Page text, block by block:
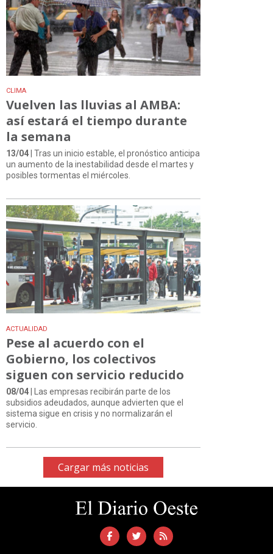
CLIMA
Vuelven las lluvias al AMBA:
así estará el tiempo durante
la semana
13/04 | Tras un inicio estable, el pronóstico anticipa
un aumento de la inestabilidad desde el martes y
posibles tormentas el miércoles.
ACTUALIDAD
Pese al acuerdo con el
Gobierno, los colectivos
siguen con servicio reducido
08/04 | Las empresas recibirán parte de los
subsidios adeudados, aunque advierten que el
sistema sigue en crisis y no normalizarán el
servicio.
Cargar más noticias